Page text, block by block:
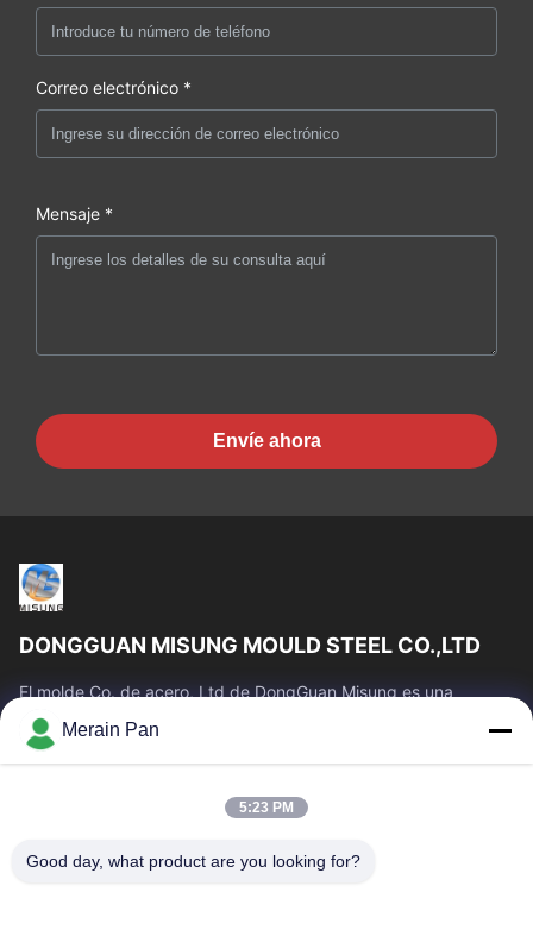
Correo electrónico *
Mensaje *
Envíe ahora
DONGGUAN MISUNG MOULD STEEL CO.,LTD
El molde Co. de acero, Ltd de DongGuan Misung es una
compañía principal del plástico de la fuente muere el acero de
acero, caliente del trabajo,...
Enlaces Rápidos
Productos
VR Show
Sobre Nosotros
Merain Pan
5:23 PM
Good day, what product are you looking for?